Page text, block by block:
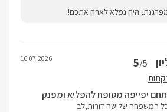
היה נפלא לארח אתכם!
5/5
16.07.2026
יפייפה מטופח להפליא ומפנק
המשפחה שלושה דורות,לב